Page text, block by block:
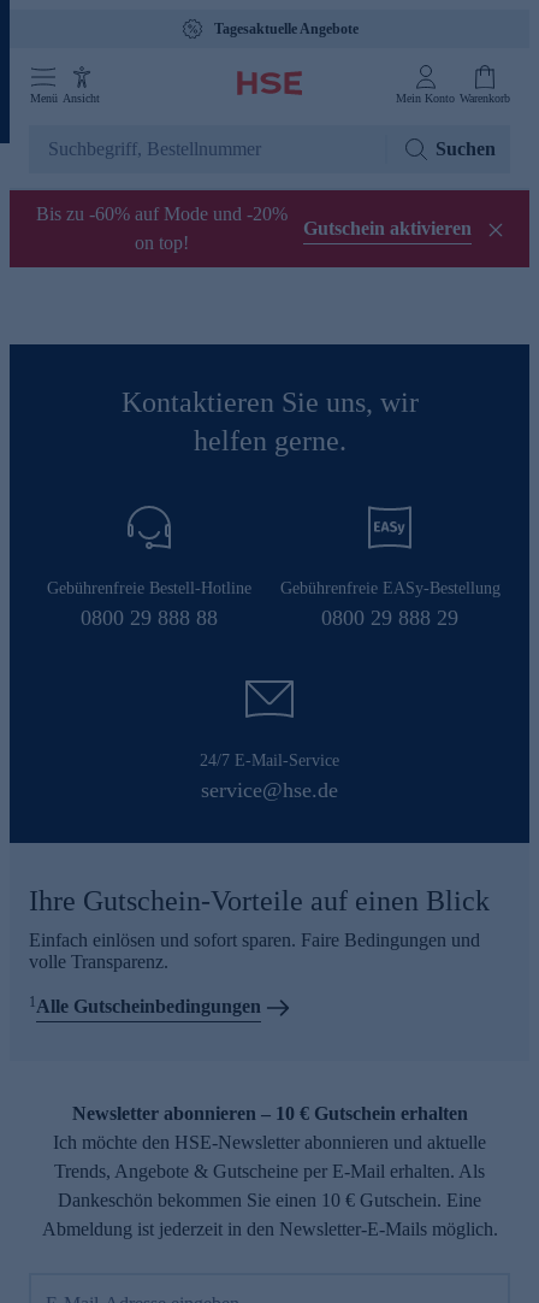
Tagesaktuelle Angebote
Menü Ansicht Mein Konto Warenkorb
Suchen
Bis zu -60% auf Mode und -20%
on top!
Gutschein aktivieren
Kontaktieren Sie uns, wir
helfen gerne.
Gebührenfreie Bestell-Hotline
0800 29 888 88
Gebührenfreie EASy-Bestellung
0800 29 888 29
24/7 E-Mail-Service
service@hse.de
Ihre Gutschein-Vorteile auf einen Blick
Einfach einlösen und sofort sparen. Faire Bedingungen und
volle Transparenz.
1Alle Gutscheinbedingungen
Newsletter abonnieren – 10 € Gutschein erhalten
Ich möchte den HSE-Newsletter abonnieren und aktuelle
Trends, Angebote & Gutscheine per E-Mail erhalten. Als
Dankeschön bekommen Sie einen 10 € Gutschein. Eine
Abmeldung ist jederzeit in den Newsletter-E-Mails möglich.